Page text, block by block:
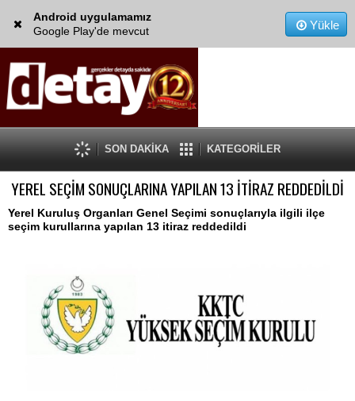
Android uygulamamız
Google Play'de mevcut
Yükle
SON DAKİKA KATEGORİLER
YEREL SEÇİM SONUÇLARINA YAPILAN 13 İTİRAZ REDDEDİLDİ
Yerel Kuruluş Organları Genel Seçimi sonuçlarıyla ilgili ilçe
seçim kurullarına yapılan 13 itiraz reddedildi